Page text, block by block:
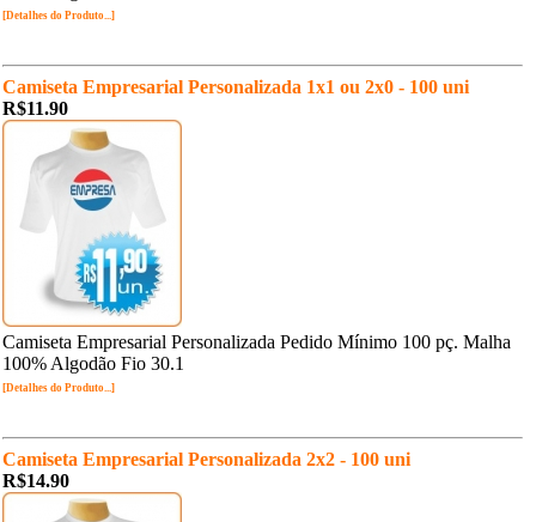
[Detalhes do Produto...]
Camiseta Empresarial Personalizada 1x1 ou 2x0 - 100 uni
R$11.90
Camiseta Empresarial Personalizada Pedido Mínimo 100 pç. Malha
100% Algodão Fio 30.1
[Detalhes do Produto...]
Camiseta Empresarial Personalizada 2x2 - 100 uni
R$14.90